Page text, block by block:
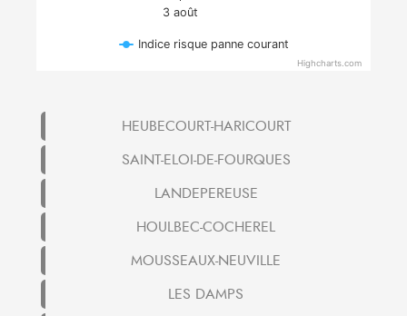
3 août
Indice risque panne courant
Highcharts.com
HEUBECOURT-HARICOURT
SAINT-ELOI-DE-FOURQUES
LANDEPEREUSE
HOULBEC-COCHEREL
MOUSSEAUX-NEUVILLE
LES DAMPS